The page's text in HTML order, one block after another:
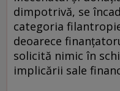
dimpotrivă, se
categoria
deoarece
solicită nimic în
implicării sale